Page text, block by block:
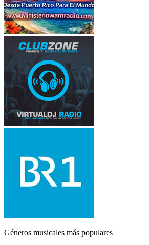
Géneros musicales más populares